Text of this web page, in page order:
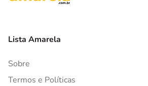
Lista Amarela
Sobre
Termos e Políticas